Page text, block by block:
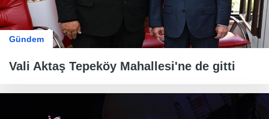
Gündem
Vali Aktaş Tepeköy Mahallesi'ne de gitti